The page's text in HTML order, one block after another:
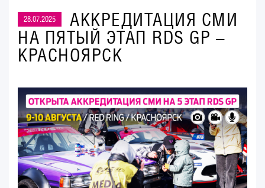
28.07.2025
АККРЕДИТАЦИЯ СМИ
НА ПЯТЫЙ ЭТАП RDS GP –
КРАСНОЯРСК